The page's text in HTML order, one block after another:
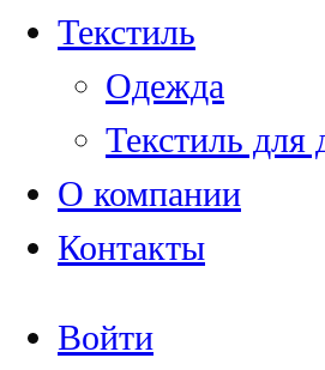
Текстиль
Одежда
Текстиль для
О компании
Контакты
Войти